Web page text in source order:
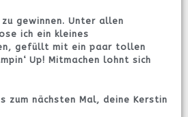
gewinnen. Unter allen
ich ein kleines
gefüllt mit ein paar tollen
Up! Mitmachen lohnt sich
zum nächsten Mal, deine Kerstin